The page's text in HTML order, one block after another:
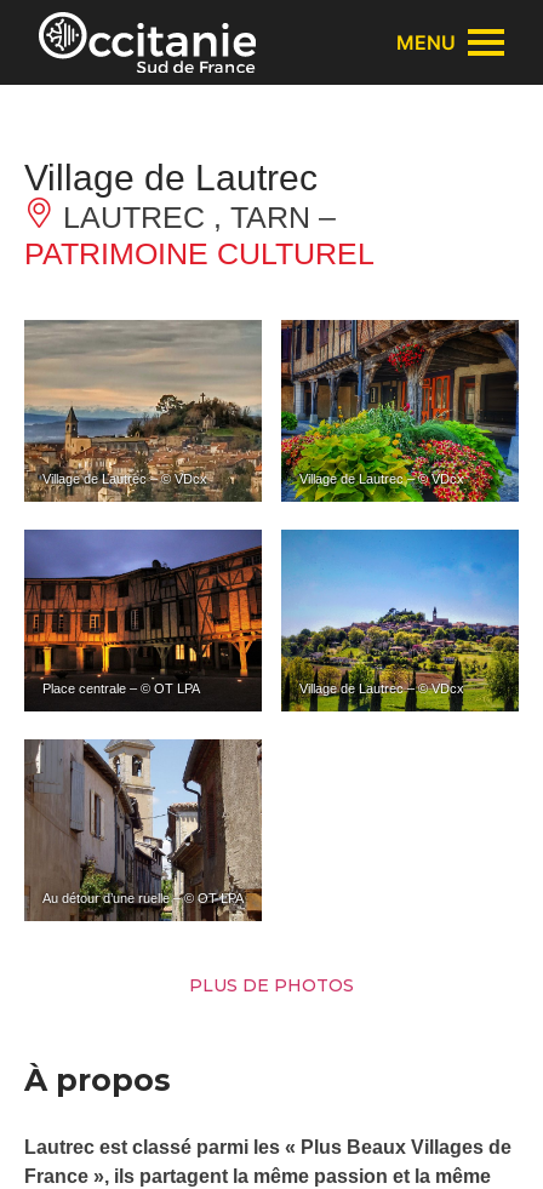
Panneau de gestion des cookies
MENU
Village de Lautrec
LAUTREC , TARN –
PATRIMOINE CULTUREL
Village de Lautrec – © VDcx Village de Lautrec – © VDcx
Place centrale – © OT LPA Village de Lautrec – © VDcx
Au détour d’une ruelle – © OT LPA
PLUS DE PHOTOS
À propos
Lautrec est classé parmi les « Plus Beaux Villages de
France », ils partagent la même passion et la même